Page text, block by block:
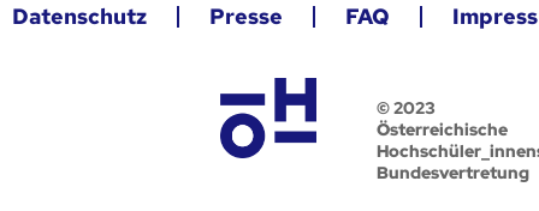
Datenschutz Presse FAQ
© 2023
Österreichische
Bundesvertretung